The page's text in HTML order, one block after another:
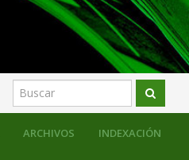
ARCHIVOS INDEXACIÓN